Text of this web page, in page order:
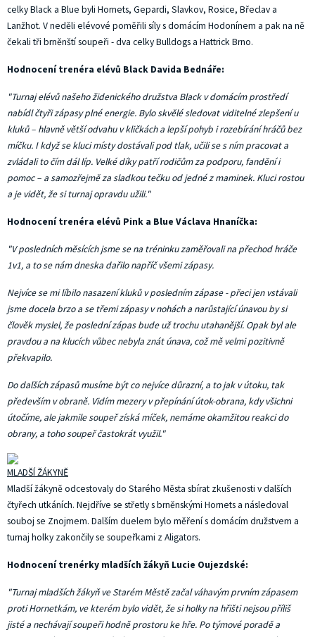
celky Black a Blue byli Hornets, Gepardi, Slavkov, Rosice, Břeclav a
Lanžhot. V neděli elévové poměřili síly s domácím Hodonínem a pak na ně
čekali tři brněnští soupeři - dva celky Bulldogs a Hattrick Brno.
Hodnocení trenéra elévů Black Davida Bednáře:
"Turnaj elévů našeho židenického družstva Black v domácím prostředí
nabídl čtyři zápasy plné energie. Bylo skvělé sledovat viditelné zlepšení u
kluků – hlavně větší odvahu v kličkách a lepší pohyb i rozebírání hráčů bez
míčku. I když se kluci místy dostávali pod tlak, učili se s ním pracovat a
zvládali to čím dál líp. Velké díky patří rodičům za podporu, fandění i
pomoc – a samozřejmě za sladkou tečku od jedné z maminek. Kluci rostou
a je vidět, že si turnaj opravdu užili."
Hodnocení trenéra elévů Pink a Blue Václava Hnaníčka:
"V posledních měsících jsme se na tréninku zaměřovali na přechod hráče
1v1, a to se nám dneska dařilo napříč všemi zápasy.
Nejvíce se mi líbilo nasazení kluků v posledním zápase - přeci jen vstávali
jsme docela brzo a se třemi zápasy v nohách a narůstající únavou by si
člověk myslel, že poslední zápas bude už trochu utahanější. Opak byl ale
pravdou a na klucích vůbec nebyla znát únava, což mě velmi pozitivně
překvapilo.
Do dalších zápasů musíme být co nejvíce důrazní, a to jak v útoku, tak
především v obraně. Vidím mezery v přepínání útok-obrana, kdy všichni
útočíme, ale jakmile soupeř získá míček, nemáme okamžitou reakci do
obrany, a toho soupeř častokrát využil."
MLADŠÍ ŽÁKYNĚ
Mladší žákyně odcestovaly do Starého Města sbírat zkušenosti v dalších
čtyřech utkáních. Nejdříve se střetly s brněnskými Hornets a následoval
souboj se Znojmem. Dalším duelem bylo měření s domácím družstvem a
turnaj holky zakončily se soupeřkami z Aligators.
Hodnocení trenérky mladších žákyň Lucie Oujezdské:
"Turnaj mladších žákyň ve Starém Městě začal váhavým prvním zápasem
proti Hornetkám, ve kterém bylo vidět, že si holky na hřišti nejsou příliš
jisté a nechávají soupeři hodně prostoru ke hře. Po týmové poradě a